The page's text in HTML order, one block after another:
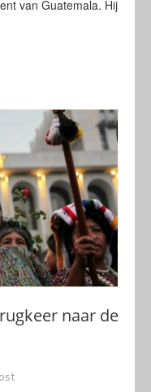
van Guatemala. Hij
naar de